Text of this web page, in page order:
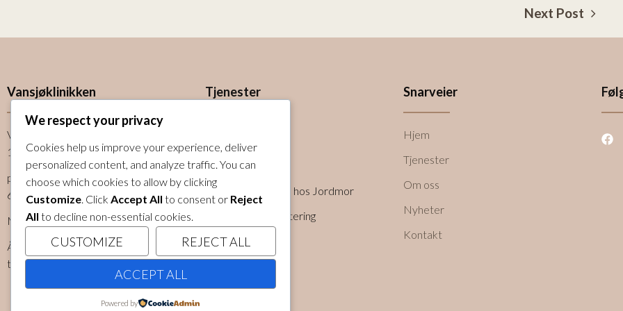
Next Post
Vansjøklinikken
Varnaveien 34,
1523 Moss
post@vansjoklinikken.no
69 25 70 70
Man-fre: 8:00 – 16.00
Åpningstidene kan variere fra behandler
til behandler.
Tjenester
Fysioterapi
Knøttet – Ultralyd hos Jordmor
Trening og rehabilitering
Snarveier
Hjem
Tjenester
Om oss
Nyheter
Kontakt
We respect your privacy
Cookies help us improve your experience, deliver
personalized content, and analyze traffic. You can
choose which cookies to allow by clicking
Customize. Click Accept All to consent or Reject
All to decline non-essential cookies.
CUSTOMIZE REJECT ALL
ACCEPT ALL
Powered by